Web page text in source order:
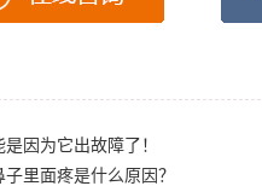
因为它出故障了！
里面疼是什么原因？